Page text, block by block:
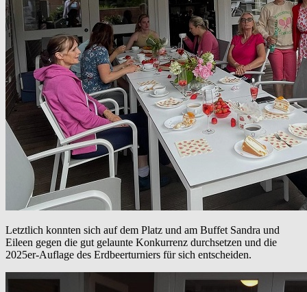
Letztlich konnten sich auf dem Platz und am Buffet Sandra und
Eileen gegen die gut gelaunte Konkurrenz durchsetzen und die
2025er-Auflage des Erdbeerturniers für sich entscheiden.